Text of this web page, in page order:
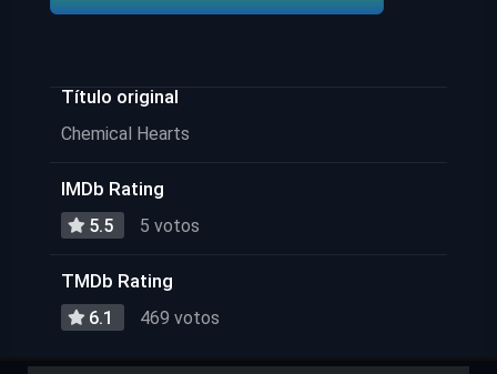
Título original
Chemical Hearts
IMDb Rating
5.5 5 votos
TMDb Rating
6.1 469 votos